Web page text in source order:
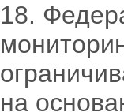
18.
на